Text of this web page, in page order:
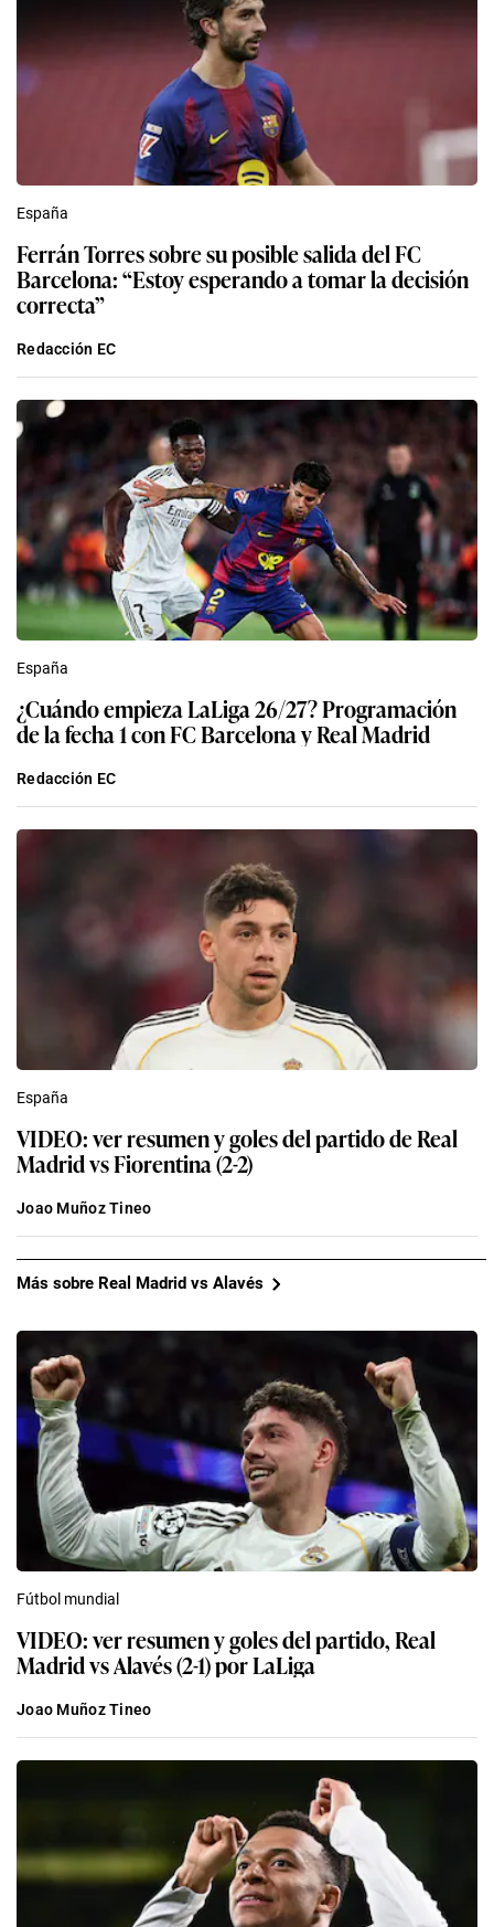
España
Ferrán Torres sobre su posible salida del FC
Barcelona: “Estoy esperando a tomar la decisión
correcta”
Redacción EC
España
¿Cuándo empieza LaLiga 26/27? Programación
de la fecha 1 con FC Barcelona y Real Madrid
Redacción EC
España
VIDEO: ver resumen y goles del partido de Real
Madrid vs Fiorentina (2-2)
Joao Muñoz Tineo
Más sobre Real Madrid vs Alavés
Fútbol mundial
VIDEO: ver resumen y goles del partido, Real
Madrid vs Alavés (2-1) por LaLiga
Joao Muñoz Tineo